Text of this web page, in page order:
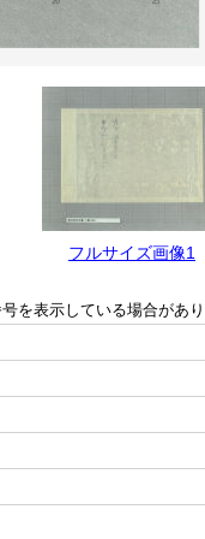
フルサイズ画像1
を表示している場合があ